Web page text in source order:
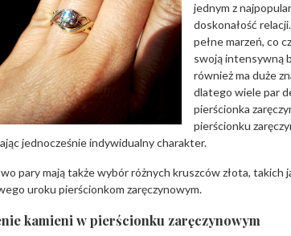
jednym z
doskonałość
pełne marzeń, co
swoją intensywną
również ma duże
dlatego wiele par
pierścionka
pierścionku
jednocześnie indywidualny charakter.
pary mają także wybór różnych kruszców złota, takich
uroku pierścionkom zaręczynowym.
kamieni w pierścionku zaręczynowym